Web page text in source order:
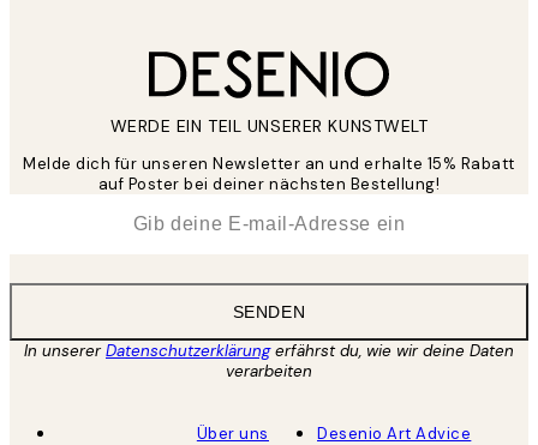
WERDE EIN TEIL UNSERER KUNSTWELT
Melde dich für unseren Newsletter an und erhalte 15% Rabatt
auf Poster bei deiner nächsten Bestellung!
SENDEN
In unsererDatenschutzerklärungerfährst du, wie wir deine Daten
verarbeiten
Über uns
Desenio Art Advice